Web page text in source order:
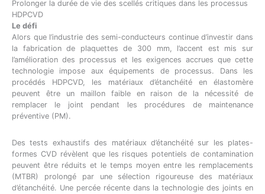
Prolonger la durée de vie des scellés critiques dans les processus
HDPCVD
Le défi
Alors que l’industrie des semi-conducteurs continue d’investir dans
la fabrication de plaquettes de 300 mm, l’accent est mis sur
l’amélioration des processus et les exigences accrues que cette
technologie impose aux équipements de processus. Dans les
procédés HDPCVD, les matériaux d’étanchéité en élastomère
peuvent être un maillon faible en raison de la nécessité de
remplacer le joint pendant les procédures de maintenance
préventive (PM).
Des tests exhaustifs des matériaux d’étanchéité sur les plates-
formes CVD révèlent que les risques potentiels de contamination
peuvent être réduits et le temps moyen entre les remplacements
(MTBR) prolongé par une sélection rigoureuse des matériaux
d’étanchéité. Une percée récente dans la technologie des joints en